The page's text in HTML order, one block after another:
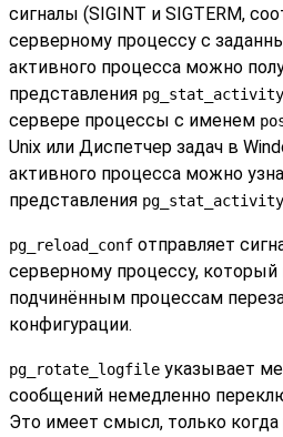
сигналы (SIGINT и SIGTERM,
серверному процессу с
активного процесса можно
представления pg_stat_activity
сервере процессы с именем
Unix или Диспетчер задач в
активного процесса можно
представления pg_stat_activity
pg_reload_conf отправляет
серверному процессу,
подчинённым процессам
конфигурации.
pg_rotate_logfile указывает
сообщений немедленно
Это имеет смысл, только